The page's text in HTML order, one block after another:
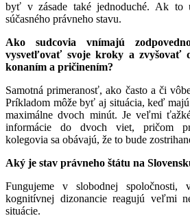
byť v zásade také jednoduché. Ak to
súčasného právneho stavu.
Ako sudcovia vnímajú
vysvetľovať svoje kroky a zvyšovať
konaním a pričinením?
Samotná primeranosť, ako často a či
Príkladom môže byť aj situácia, keď
maximálne dvoch minút. Je veľmi
informácie do dvoch viet, pričom
kolegovia sa obávajú, že to bude
Aký je stav právneho štátu na
Fungujeme v slobodnej
kognitívnej dizonancie reagujú veľmi
situácie.